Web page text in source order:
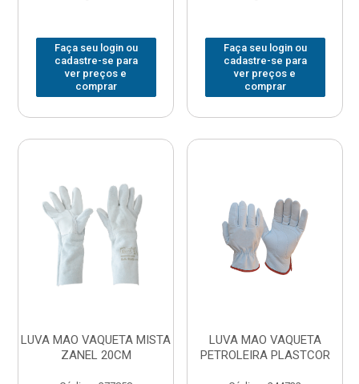
Faça seu login ou
cadastre-se para
ver preços e
comprar
Faça seu login ou
cadastre-se para
ver preços e
comprar
LUVA MAO VAQUETA MISTA
ZANEL 20CM
LUVA MAO VAQUETA
PETROLEIRA PLASTCOR